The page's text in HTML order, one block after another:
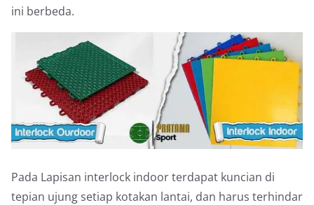
ini berbeda.
Pada Lapisan interlock indoor terdapat kuncian di
tepian ujung setiap kotakan lantai, dan harus terhindar